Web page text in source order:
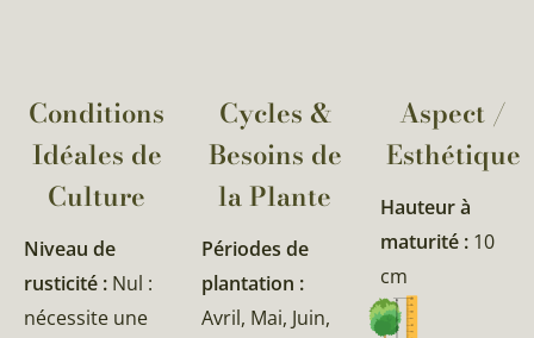
Conditions
Idéales de
Culture
Niveau de
rusticité : Nul :
nécessite une
Cycles &
Besoins de
la Plante​
Périodes de
plantation :
Avril, Mai, Juin,
Aspect /
Esthétique
Hauteur à
maturité : 10
cm